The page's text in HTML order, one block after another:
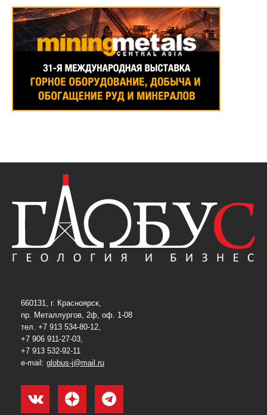
660131, г. Красноярск,
пр. Металлургов, 2ф, оф. 1-08
тел. +7 913 534-80-12,
+7 906 911-27-03,
+7 913 532-92-11
e-mail: globus-j@mail.ru